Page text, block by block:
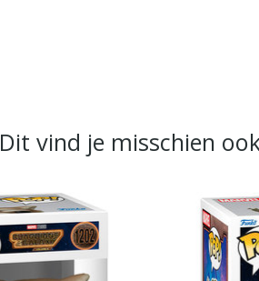
Dit vind je misschien